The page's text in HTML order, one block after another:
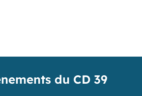
du CD 39